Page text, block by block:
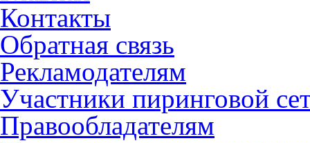
Контакты
Обратная связь
Рекламодателям
Участники пиринговой
Правообладателям